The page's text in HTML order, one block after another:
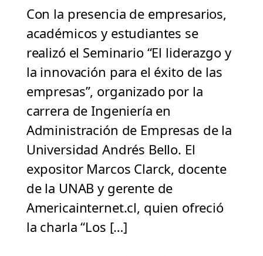
Con la presencia de empresarios,
académicos y estudiantes se
realizó el Seminario “El liderazgo y
la innovación para el éxito de las
empresas”, organizado por la
carrera de Ingeniería en
Administración de Empresas de la
Universidad Andrés Bello. El
expositor Marcos Clarck, docente
de la UNAB y gerente de
Americainternet.cl, quien ofreció
la charla “Los […]